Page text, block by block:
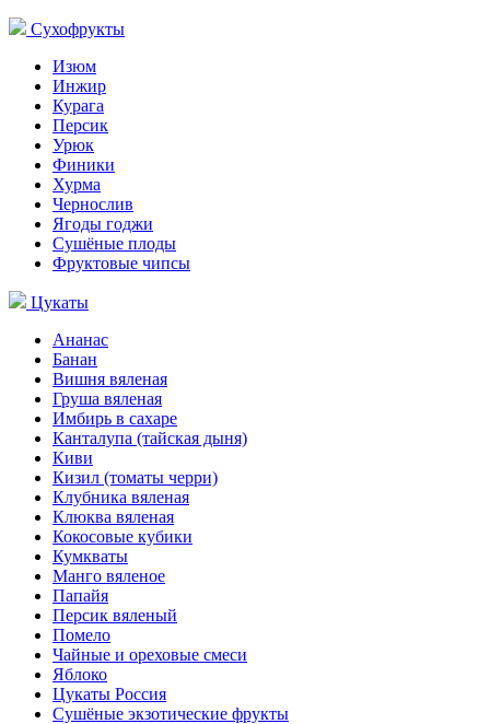
Сухофрукты
Изюм
Инжир
Курага
Персик
Урюк
Финики
Хурма
Чернослив
Ягоды годжи
Сушёные плоды
Фруктовые чипсы
Цукаты
Ананас
Банан
Вишня вяленая
Груша вяленая
Имбирь в сахаре
Канталупа (тайская дыня)
Киви
Кизил (томаты черри)
Клубника вяленая
Клюква вяленая
Кокосовые кубики
Кумкваты
Манго вяленое
Папайя
Персик вяленый
Помело
Чайные и ореховые смеси
Яблоко
Цукаты Россия
Сушёные экзотические фрукты